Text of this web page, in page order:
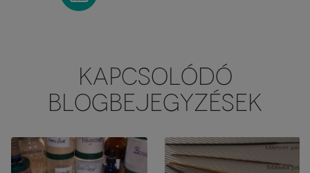
KAPCSOLÓDÓ
BLOGBEJEGYZÉSEK